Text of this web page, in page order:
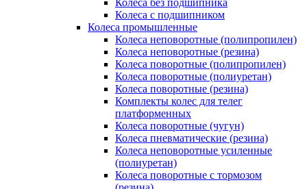
Колеса без подшипника
Колеса с подшипником
Колеса промышленные
Колеса неповоротные (полипропилен)
Колеса неповоротные (резина)
Колеса поворотные (полипропилен)
Колеса поворотные (полиуретан)
Колеса поворотные (резина)
Комплекты колес для телег
платформенных
Колеса поворотные (чугун)
Колеса пневматические (резина)
Колеса неповоротные усиленные
(полиуретан)
Колеса поворотные c тормозом